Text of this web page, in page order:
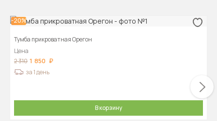
-20%
Тумба прикроватная Орегон
Цена
2 310 1 850
за 1 день
В корзину